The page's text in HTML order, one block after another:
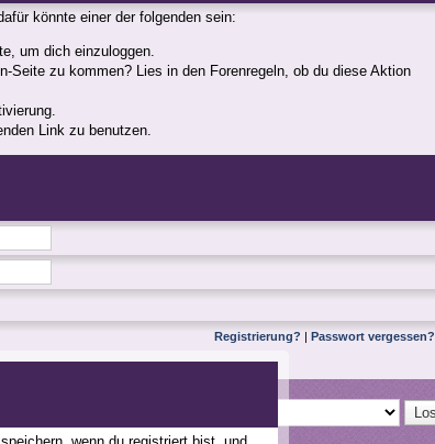
könnte einer der folgenden sein:
um dich einzuloggen.
Seite zu kommen? Lies in den Forenregeln, ob du diese Aktion
Link zu benutzen.
Registrierung? | Passwort vergessen?